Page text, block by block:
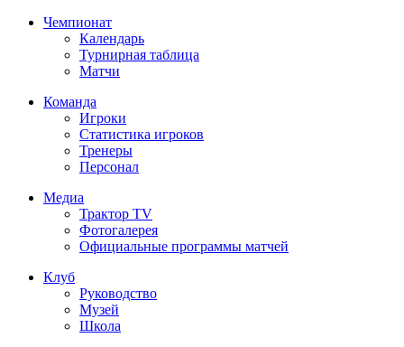
Чемпионат
Календарь
Турнирная таблица
Матчи
Команда
Игроки
Статистика игроков
Тренеры
Персонал
Медиа
Трактор TV
Фотогалерея
Официальные программы матчей
Клуб
Руководство
Музей
Школа